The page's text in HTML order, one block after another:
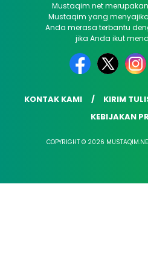
Mustaqim.net
Mustaqim yang
Anda merasa terbantu
jika Anda ikut
KONTAK KAMI KIRIM
KEBIJAKAN
COPYRIGHT © 2026